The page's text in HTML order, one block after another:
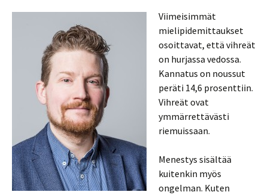
Viimeisimmät
mielipidemittaukset
osoittavat, että vihreät
on hurjassa vedossa.
Kannatus on noussut
peräti 14,6 prosenttiin.
Vihreät ovat
ymmärrettävästi
riemuissaan.
Menestys sisältää
kuitenkin myös
ongelman. Kuten